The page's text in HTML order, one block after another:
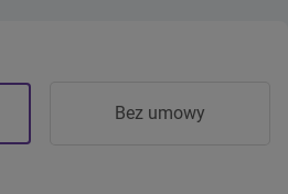
Bez umowy